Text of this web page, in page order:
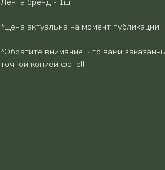
*Цена актуальна на момент публикации!
*Обратите внимание, что вами
точной копией фото!!!